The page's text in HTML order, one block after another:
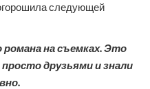
следующей
романа на съемках. Это
друзьями и знали